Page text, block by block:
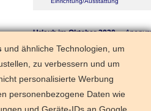
Urlaub im Oktober 2020
super zentral - alles in kurzen
Einrichtung/Ausstattung
und ähnliche Technologien, um
zu verbessern und um
personalisierte Werbung
personenbezogene Daten wie